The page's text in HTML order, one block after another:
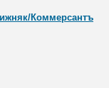
Коммерсантъ